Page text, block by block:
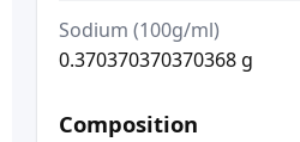
Sodium (100g/ml)
0.370370370370368 g
Composition